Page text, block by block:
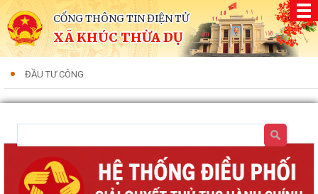
CỔNG THÔNG TIN ĐIỆN TỬ
XÃ KHÚC THỪA DỤ
ĐẦU TƯ CÔNG